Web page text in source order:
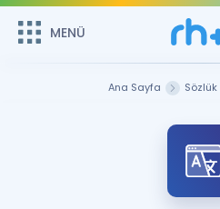
MENÜ
Sepetin Şu
Remzi Hoca ile seni sınava
bekliyor!
MENÜ
Ana Sayfa Sözlük